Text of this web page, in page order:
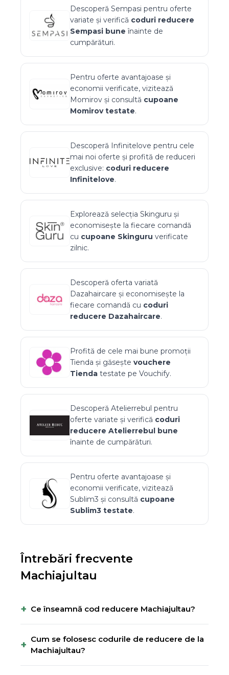
Descoperă Sempasi pentru oferte
variate și verifică coduri reducere
Sempasi bune înainte de
cumpărături.
Pentru oferte avantajoase și
economii verificate, vizitează
Momirov și consultă cupoane
Momirovtestate.
Descoperă Infinitelove pentru cele
mai noi oferte și profită de reduceri
exclusive: coduri reducere
Infinitelove.
Explorează selecția Skinguru și
economisește la fiecare comandă
cu cupoane Skinguru verificate
zilnic.
Descoperă oferta variată
Dazahaircare și economisește la
fiecare comandă cu coduri
reducere Dazahaircare.
Profită de cele mai bune promoții
Tienda și găsește vouchere
Tienda testate pe Vouchify.
Descoperă Atelierrebul pentru
oferte variate și verifică coduri
reducere Atelierrebul bune
înainte de cumpărături.
Pentru oferte avantajoase și
economii verificate, vizitează
Sublim3 și consultă cupoane
Sublim3 testate.
Întrebări frecvente
Machiajultau
+ Ce înseamnă cod reducere Machiajultau?
+ Cum se folosesc codurile de reducere de la
Machiajultau?